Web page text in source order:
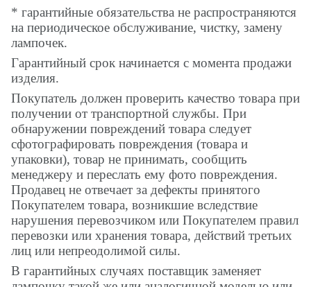
* гарантийные обязательства не распространяются
на периодическое обслуживание, чистку, замену
лампочек.
Гарантийный срок начинается с момента продажи
изделия.
Покупатель должен проверить качество товара при
получении от транспортной службы. При
обнаружении повреждений товара следует
сфотографировать повреждения (товара и
упаковки), товар не принимать, сообщить
менеджеру и переслать ему фото повреждения.
Продавец не отвечает за дефекты принятого
Покупателем товара, возникшие вследствие
нарушения перевозчиком или Покупателем правил
перевозки или хранения товара, действий третьих
лиц или непреодолимой силы.
В гарантийных случаях поставщик заменяет